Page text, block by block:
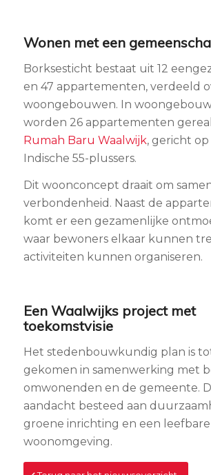
Wonen met een
Borksesticht bestaat uit 12
en 47 appartementen, verdeeld
woongebouwen. In
worden 26 appartementen
Rumah Baru Waalwijk, gericht
Indische 55-plussers.
Dit woonconcept draait om
verbondenheid. Naast de
komt er een gezamenlijke
waar bewoners elkaar kunnen
activiteiten kunnen organiseren.
Een Waalwijks project met
toekomstvisie
Het stedenbouwkundig plan is
gekomen in samenwerking met
omwonenden en de gemeente.
aandacht besteed aan
groene inrichting en een leefbare
woonomgeving.